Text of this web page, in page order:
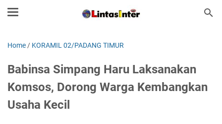
Home / KORAMIL 02/PADANG TIMUR
Babinsa Simpang Haru Laksanakan
Komsos, Dorong Warga Kembangkan
Usaha Kecil